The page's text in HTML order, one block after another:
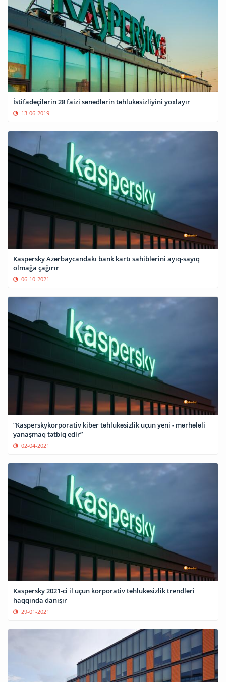
İstifadəçilərin 28 faizi sənədlərin təhlükəsizliyini yoxlayır
13-06-2019
Kaspersky Azərbaycandakı bank kartı sahiblərini ayıq-sayıq
olmağa çağırır
06-10-2021
“Kasperskykorporativ kiber təhlükəsizlik üçün yeni - mərhələli
yanaşmaq tətbiq edir”
02-04-2021
Kaspersky 2021-ci il üçün korporativ təhlükəsizlik trendləri
haqqında danışır
29-01-2021